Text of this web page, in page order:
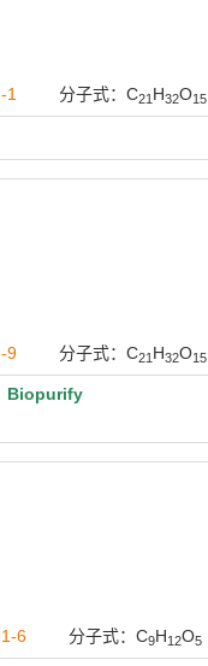
1 分子式：C21 H32O15
9 分子式：C21 H32O15
Biopurify
6 分子式：C9H12O5